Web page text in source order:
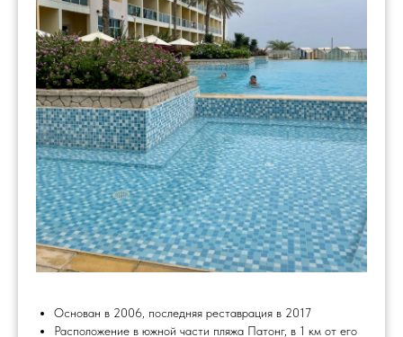
Основан в 2006, последняя реставрация в 2017
Расположение в южной части пляжа Патонг, в 1 км от его